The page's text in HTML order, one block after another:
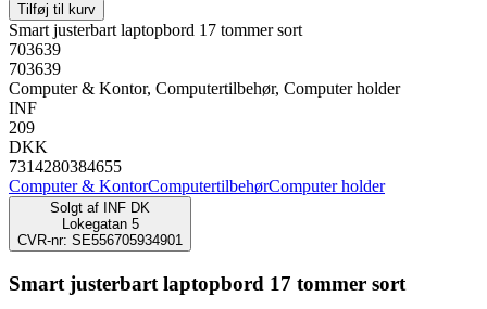
Tilføj til kurv
Smart justerbart laptopbord 17 tommer sort
703639
703639
Computer & Kontor, Computertilbehør, Computer holder
INF
209
DKK
7314280384655
Computer & KontorComputertilbehørComputer holder
Solgt af
INF DK
Lokegatan 5
CVR-nr: SE556705934901
Smart justerbart laptopbord 17 tommer sort